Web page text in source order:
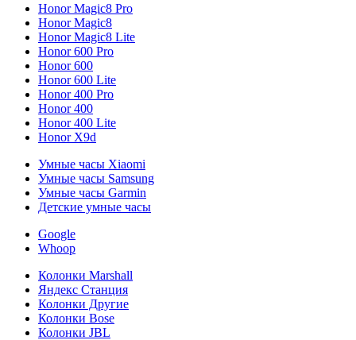
Honor Magic8 Pro
Honor Magic8
Honor Magic8 Lite
Honor 600 Pro
Honor 600
Honor 600 Lite
Honor 400 Pro
Honor 400
Honor 400 Lite
Honor X9d
Умные часы Xiaomi
Умные часы Samsung
Умные часы Garmin
Детские умные часы
Google
Whoop
Колонки Marshall
Яндекс Станция
Колонки Другие
Колонки Bose
Колонки JBL